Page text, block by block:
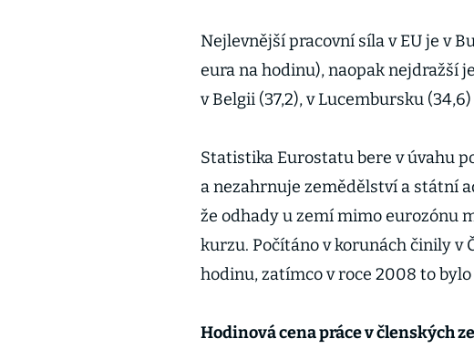
Nejlevnější pracovní síla v EU je v
eura na hodinu), naopak nejdražší
v Belgii (37,2), v Lucembursku
Statistika Eurostatu bere v úvahu
a nezahrnuje zemědělství a státní
že odhady u zemí mimo eurozónu
kurzu. Počítáno v korunách činily v
hodinu, zatímco v roce 2008 to bylo
Hodinová cena práce v členských